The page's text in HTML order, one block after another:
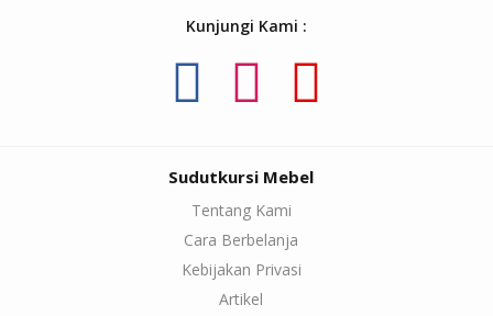
Kunjungi Kami :
Sudutkursi Mebel
Tentang Kami
Cara Berbelanja
Kebijakan Privasi
Artikel